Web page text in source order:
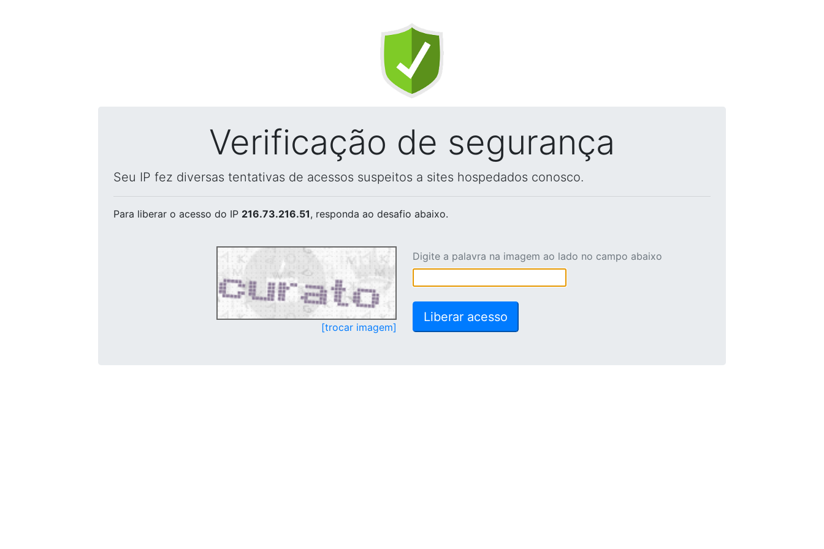
Verificação de segurança
Seu IP fez diversas tentativas de acessos suspeitos a sites hospedados conosco.
Para liberar o acesso do IP 216.73.216.51, responda ao desafio abaixo.
[trocar imagem]
Digite a palavra na imagem ao lado no campo abaixo